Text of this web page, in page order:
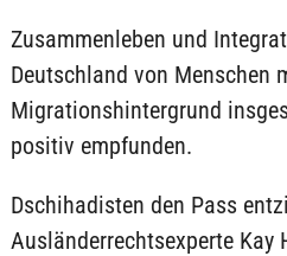
Zusammenleben und
Deutschland von Menschen
Migrationshintergrund
positiv empfunden.
Dschihadisten den Pass
Ausländerrechtsexperte Kay